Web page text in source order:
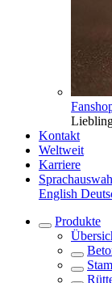
Kontakt
Weltweit
Karriere
English
Produkte